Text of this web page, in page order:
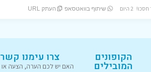
שיתוף בוואטסאפ העתק URL
הקופונים
המובילים
צרו עימנו קשר
האם יש לכם הערה, הצעה או